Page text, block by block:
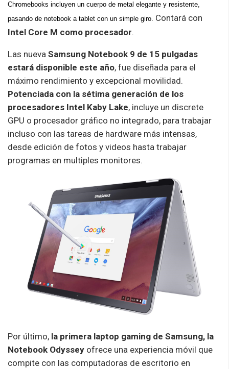
Chromebooks incluyen un cuerpo de metal elegante y resistente,
pasando de notebook a tablet con un simple giro. Contará con
Intel Core M como procesador.
Las nueva Samsung Notebook 9 de 15 pulgadas
estará disponible este año, fue diseñada para el
máximo rendimiento y excepcional movilidad.
Potenciada con la sétima generación de los
procesadores Intel Kaby Lake, incluye un discrete
GPU o procesador gráfico no integrado, para trabajar
incluso con las tareas de hardware más intensas,
desde edición de fotos y videos hasta trabajar
programas en multiples monitores.
Por último, la primera laptop gaming de Samsung, la
Notebook Odyssey ofrece una experiencia móvil que
compite con las computadoras de escritorio en